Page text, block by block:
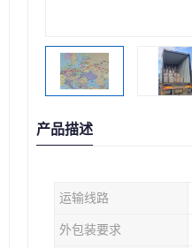
产品描述
运输线路
外包装要求